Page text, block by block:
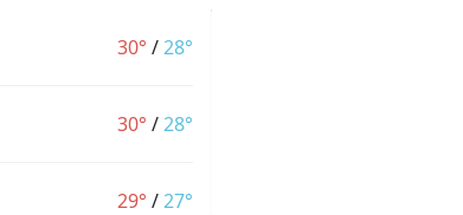
30° /28°
30° /28°
29° /27°